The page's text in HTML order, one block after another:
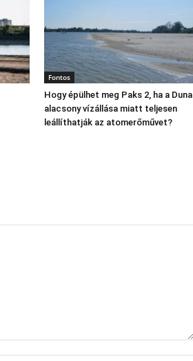
Fontos
Hogy épülhet meg Paks 2, ha a Duna
alacsony vízállása miatt teljesen
leállíthatják az atomerőművet?